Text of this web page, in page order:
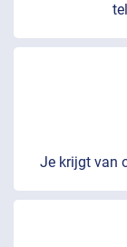
Je krijgt van